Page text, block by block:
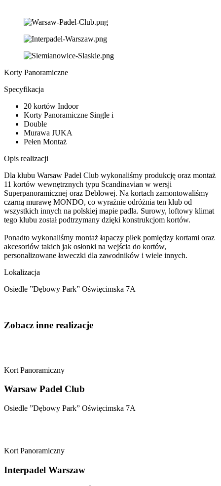
Korty Panoramiczne
Specyfikacja
20 kortów Indoor
Korty Panoramiczne Single i
Double
Murawa JUKA
Pełen Montaż
Opis realizacji
Dla klubu Warsaw Padel Club wykonaliśmy produkcję oraz montaż
11 kortów wewnętrznych typu Scandinavian w wersji
Superpanoramicznej oraz Deblowej. Na kortach zamontowaliśmy
czarną murawę MONDO, co wyraźnie odróżnia ten klub od
wszystkich innych na polskiej mapie padla. Surowy, loftowy klimat
tego klubu został podtrzymany dzięki konstrukcjom kortów.
Ponadto wykonaliśmy montaż łapaczy piłek pomiędzy kortami oraz
akcesoriów takich jak osłonki na wejścia do kortów,
personalizowane ławeczki dla zawodników i wiele innych.
Lokalizacja
Osiedle ”Dębowy Park” Oświęcimska 7A
Zobacz inne realizacje
Kort Panoramiczny
Warsaw Padel Club
Osiedle ”Dębowy Park” Oświęcimska 7A
Kort Panoramiczny
Interpadel Warszaw